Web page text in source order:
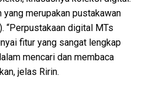
yang merupakan pustakawan
“Perpustakaan digital MTs
fitur yang sangat lengkap
mencari dan membaca
jelas Ririn.